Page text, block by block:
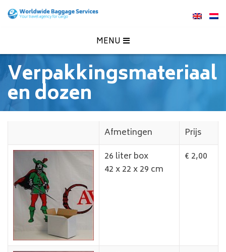
MENU
Verpakkingsmateriaal
en dozen
Afmetingen
Prijs
26 liter box
42 x 22 x 29 cm
€ 2,00